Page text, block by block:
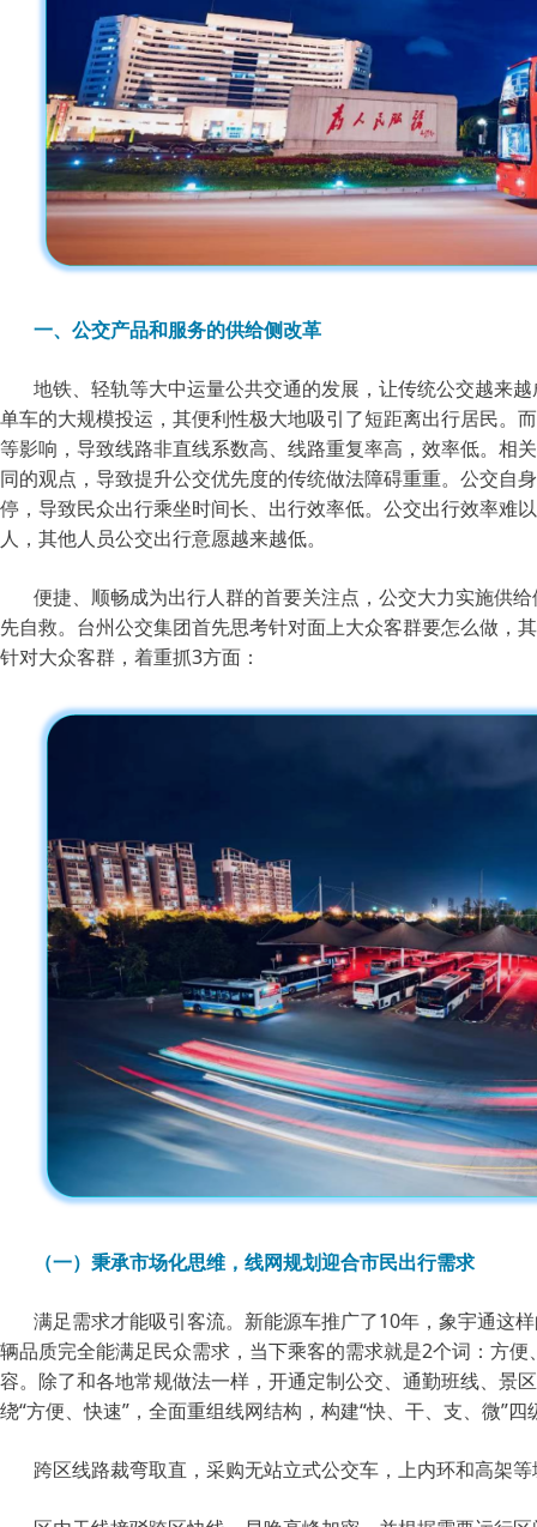
一、公交产品和服务的供给侧改革
地铁、轻轨等大中运量公共交通的发展，让传统公交越来
单车的大规模投运，其便利性极大地吸引了短距离出行居民。
等影响，导致线路非直线系数高、线路重复率高，效率低。相
同的观点，导致提升公交优先度的传统做法障碍重重。公交自
停，导致民众出行乘坐时间长、出行效率低。公交出行效率难
人，其他人员公交出行意愿越来越低。
便捷、顺畅成为出行人群的首要关注点，公交大力实施供
先自救。台州公交集团首先思考针对面上大众客群要怎么做，
针对大众客群，着重抓3方面：
（一）秉承市场化思维，线网规划迎合市民出行需求
满足需求才能吸引客流。新能源车推广了10年，象宇通这
辆品质完全能满足民众需求，当下乘客的需求就是2个词：方
容。除了和各地常规做法一样，开通定制公交、通勤班线、景
绕“方便、快速”，全面重组线网结构，构建“快、干、支、微”四
跨区线路裁弯取直，采购无站立式公交车，上内环和高架